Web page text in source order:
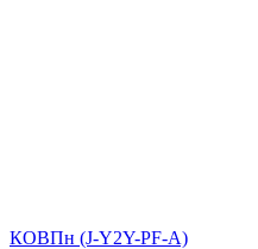
КОВПн (J-Y2Y-PF-А)